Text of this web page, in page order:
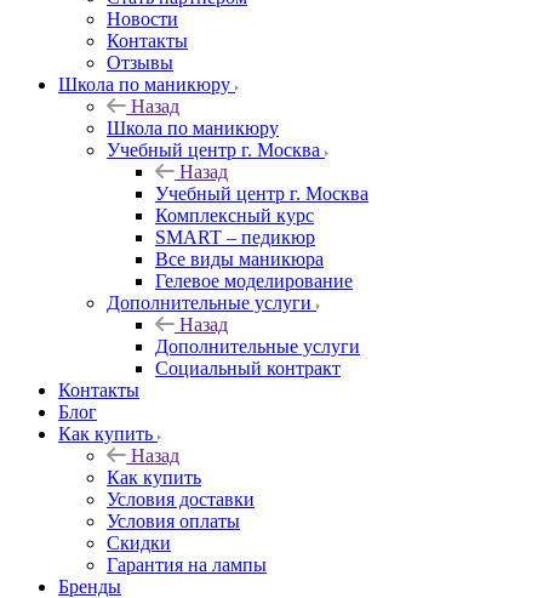
Новости
Контакты
Отзывы
Школа по маникюру
Назад
Школа по маникюру
Учебный центр г. Москва
Назад
Учебный центр г. Москва
Комплексный курс
SMART – педикюр
Все виды маникюра
Гелевое моделирование
Дополнительные услуги
Назад
Дополнительные услуги
Социальный контракт
Контакты
Блог
Как купить
Назад
Как купить
Условия доставки
Условия оплаты
Скидки
Гарантия на лампы
Бренды